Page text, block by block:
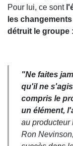
Pour lui, ce sont
les
détruit le groupe :
"Ne faites
qu'il ne
compris le
un élément,
au producteur
Ron